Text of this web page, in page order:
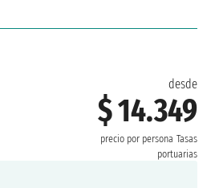
desde
$ 14.349
precio por persona Tasas
portuarias